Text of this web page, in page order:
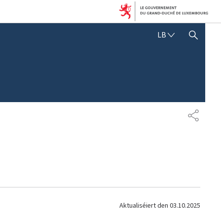
LBL
E
SHOW HIDE SEARCH
S
H
Aktualiséiert den 03.10.2025